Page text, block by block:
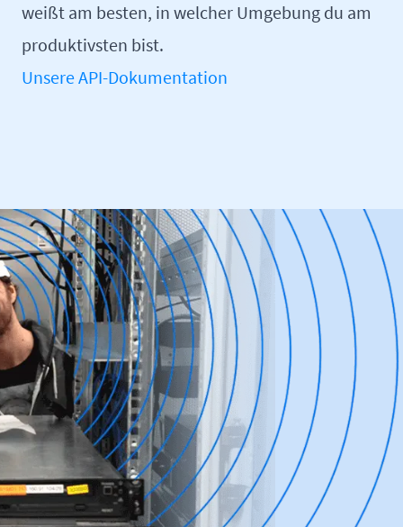
weißt am besten, in welcher Umgebung du am
produktivsten bist.
Unsere API-Dokumentation